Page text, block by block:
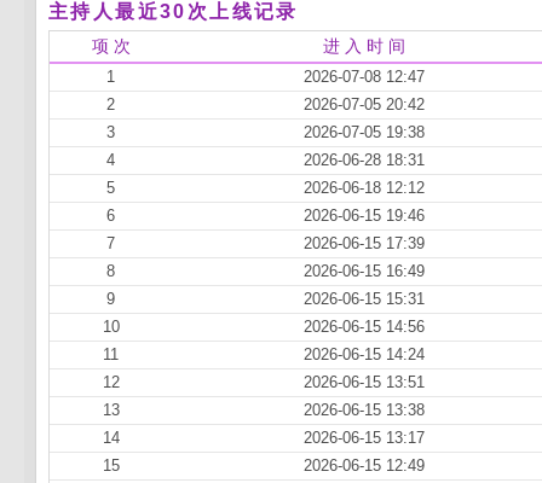
主持人最近30次上线记录
项 次 进 入 时 间
1
2026-07-08 12:47
2
2026-07-05 20:42
3
2026-07-05 19:38
4
2026-06-28 18:31
5
2026-06-18 12:12
6
2026-06-15 19:46
7
2026-06-15 17:39
8
2026-06-15 16:49
9
2026-06-15 15:31
10
2026-06-15 14:56
11
2026-06-15 14:24
12
2026-06-15 13:51
13
2026-06-15 13:38
14
2026-06-15 13:17
15
2026-06-15 12:49